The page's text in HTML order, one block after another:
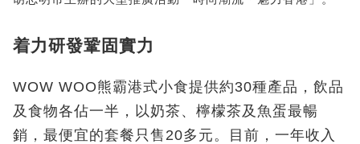
着力研發鞏固實力
WOW WOO熊霸港式小食提供約30種產品，飲品
及食物各佔一半，以奶茶、檸檬茶及魚蛋最暢
銷，最便宜的套餐只售20多元。目前，一年收入